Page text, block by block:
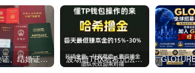
代办毕业证、结婚证、房产证、不动产权证书、离婚证、中专/大专/高中 ​波场链TRX哈希玩法深度解析：低门槛也能实现稳定回报的新思路